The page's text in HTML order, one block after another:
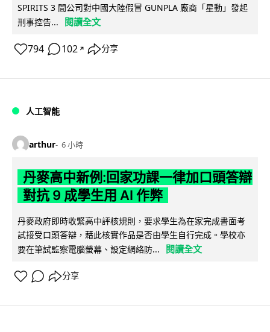
SPIRITS 3 間公司對中國大陸假冒 GUNPLA 廠商「星動」發起
刑事控告...
閱讀全文
794 102 ↗ 分享
人工智能
arthur 6 小時
丹麥高中新例:回家功課一律加口頭答辯
對抗 9 成學生用 AI 作弊
丹麥政府即時收緊高中評核規則，要求學生為在家完成書面考
試接受口頭答辯，藉此核實作品是否由學生自行完成。學校亦
要在筆試監察電腦螢幕、設定網絡防...
閱讀全文
分享